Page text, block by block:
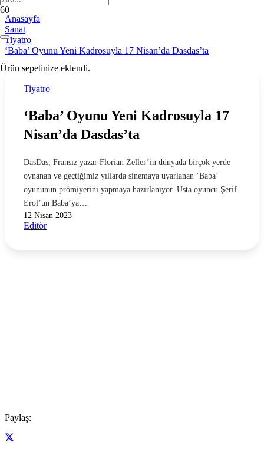
Ürün sepetinize eklendi.
Anasayfa
Sanat
Tiyatro
‘Baba’ Oyunu Yeni Kadrosuyla 17 Nisan’da Dasdas’ta
Tiyatro
‘Baba’ Oyunu Yeni Kadrosuyla 17
Nisan’da Dasdas’ta
DasDas, Fransız yazar Florian Zeller’in dünyada birçok yerde
oynanan ve geçtiğimiz yıllarda sinemaya uyarlanan ‘Baba’
oyununun prömiyerini yapmaya hazırlanıyor. Usta oyuncu Şerif
Erol’un Baba’ya…
12 Nisan 2023
Editör
Paylaş: